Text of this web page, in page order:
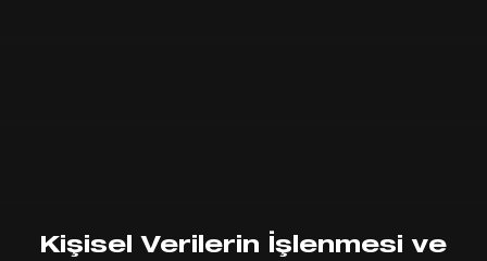
Kişisel Verilerin İşlenmesi ve